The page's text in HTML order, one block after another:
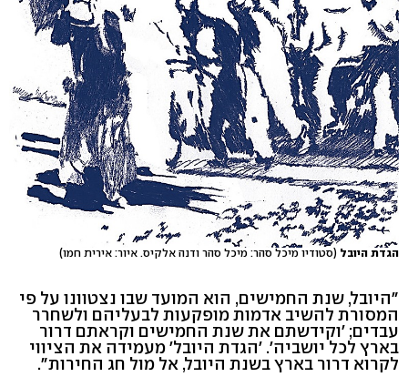
הגדת היובל (סטודיו מיכל סהר: מיכל סהר ודנה אלקיס. איור: אירית חמו)
"היובל, שנת החמישים, הוא המועד שבו נצטוונו על פי
המסורת להשיב אדמות מופקעות לבעליהם ולשחרר
עבדים; 'וקידשתם את שנת החמישים וקראתם דרור
בארץ לכל יושביה'. 'הגדת היובל' מעמידה את הציווי
לקרוא דרור בארץ בשנת היובל, אל מול חג החירות".